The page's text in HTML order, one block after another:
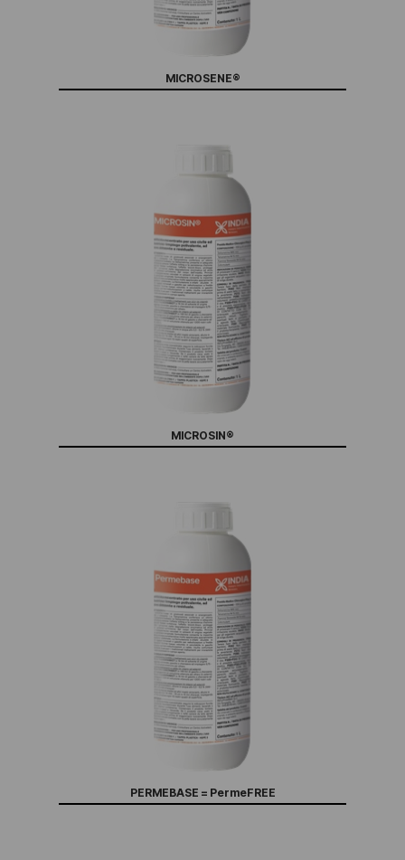
MICROSENE®
MICROSIN®
PERMEBASE = PermeFREE